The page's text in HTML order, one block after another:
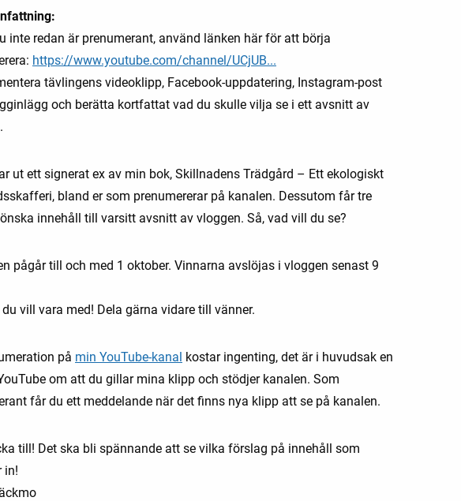
inte redan är prenumerant, använd länken här för att börja
https://www.youtube.com/channel/UCjUB...
tävlingens videoklipp, Facebook-uppdatering, Instagram-post
och berätta kortfattat vad du skulle vilja se i ett avsnitt av
ut ett signerat ex av min bok, Skillnadens Trädgård – Ett ekologiskt
bland er som prenumererar på kanalen. Dessutom får tre
innehåll till varsitt avsnitt av vloggen. Så, vad vill du se?
pågår till och med 1 oktober. Vinnarna avslöjas i vloggen senast 9
vill vara med! Dela gärna vidare till vänner.
på min YouTube-kanal kostar ingenting, det är i huvudsak en
om att du gillar mina klipp och stödjer kanalen. Som
får du ett meddelande när det finns nya klipp att se på kanalen.
till! Det ska bli spännande att se vilka förslag på innehåll som
in!